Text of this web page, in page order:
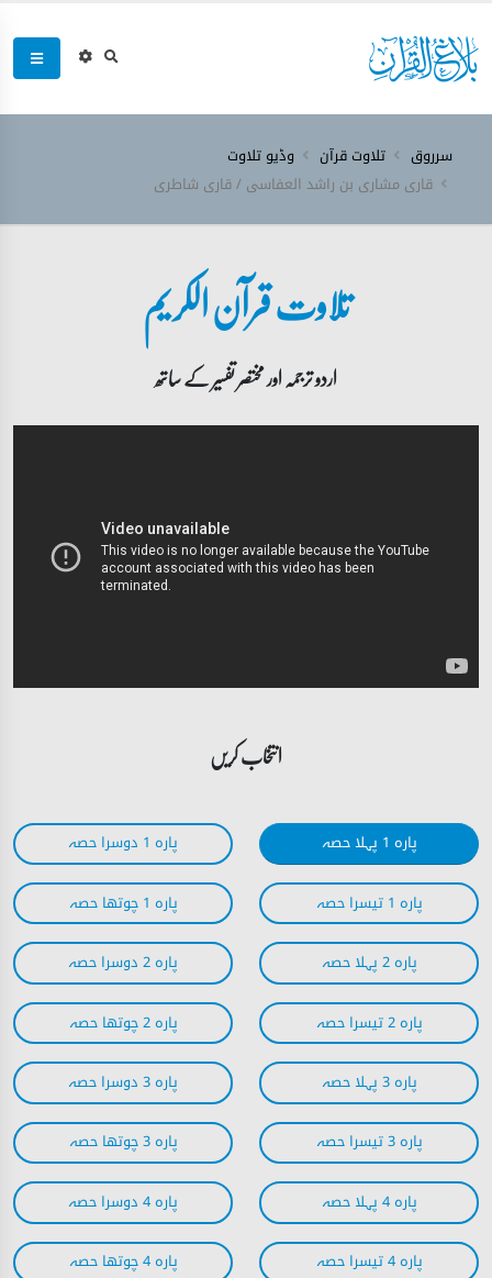
سرروق تلاوت قرآن
وڈیو تلاوت
قاری مشاری بن راشد العفاسی / قاری شاطری
تلاوت قرآن الکریم
اردو ترجمہ اور مختصر تفسیر کے ساتھ
انتخاب کریں
پارہ 1 پہلا حصہ پارہ 1 دوسرا حصہ
پارہ 1 تیسرا حصہ پارہ 1 چوتھا حصہ
پارہ 2 پہلا حصہ پارہ 2 دوسرا حصہ
پارہ 2 تیسرا حصہ پارہ 2 چوتھا حصہ
پارہ 3 پہلا حصہ پارہ 3 دوسرا حصہ
پارہ 3 تیسرا حصہ پارہ 3 چوتھا حصہ
پارہ 4 پہلا حصہ پارہ 4 دوسرا حصہ
پارہ 4 تیسرا حصہ پارہ 4 چوتھا حصہ